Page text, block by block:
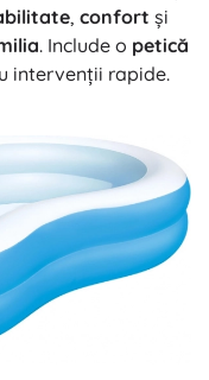
, confort și
. Include o petică
intervenții rapide.